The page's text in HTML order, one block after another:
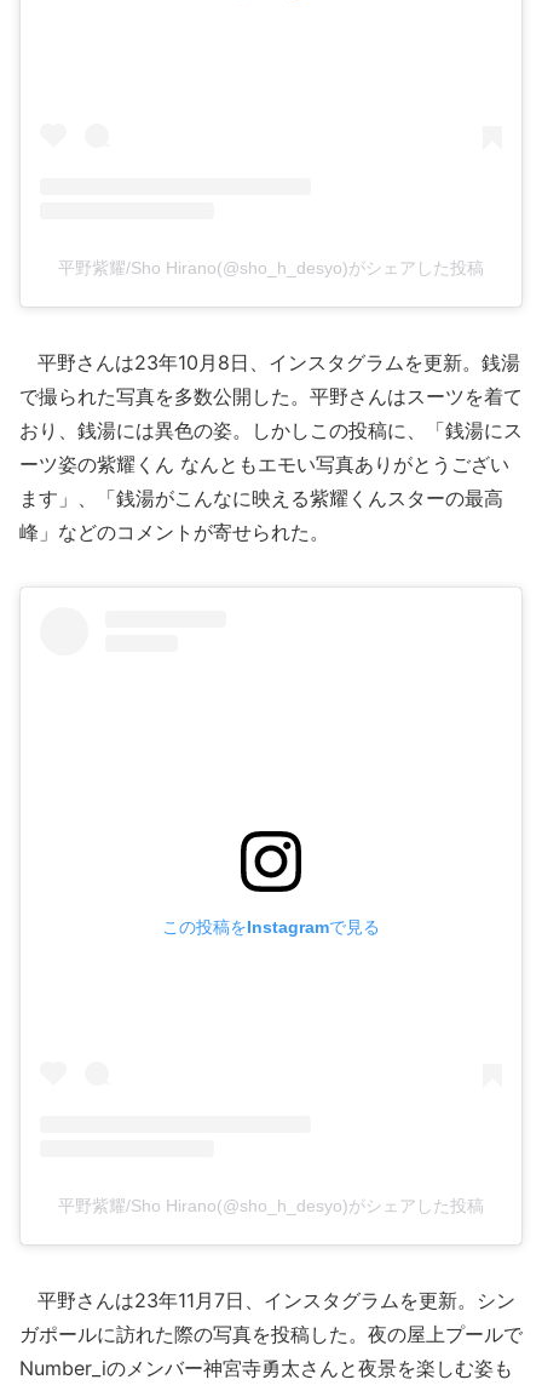
平野紫耀/Sho Hirano(@sho_h_desyo)がシェアした投稿
平野さんは23年10月8日、インスタグラムを更新。銭湯
で撮られた写真を多数公開した。平野さんはスーツを着て
おり、銭湯には異色の姿。しかしこの投稿に、「銭湯にス
ーツ姿の紫耀くん なんともエモい写真ありがとうござい
ます」、「銭湯がこんなに映える紫耀くんスターの最高
峰」などのコメントが寄せられた。
この投稿をInstagramで見る
平野紫耀/Sho Hirano(@sho_h_desyo)がシェアした投稿
平野さんは23年11月7日、インスタグラムを更新。シン
ガポールに訪れた際の写真を投稿した。夜の屋上プールで
Number_iのメンバー神宮寺勇太さんと夜景を楽しむ姿も